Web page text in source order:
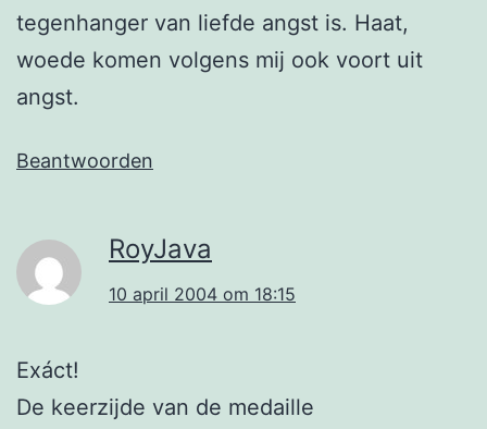
tegenhanger van liefde angst is. Haat,
woede komen volgens mij ook voort uit
angst.
Beantwoorden
RoyJava
10 april 2004 om 18:15
Exáct!
De keerzijde van de medaille